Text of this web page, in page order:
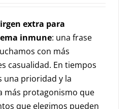
extra para
inmune: una frase
con más
casualidad. En tiempos
una prioridad y la
más protagonismo que
que elegimos pueden